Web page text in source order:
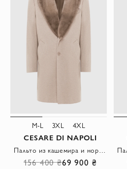
M-L 3XL 4XL
CESARE DI NAPOLI
Пальто из кашемира и норки белое мужское
156 400 ₴69 900 ₴